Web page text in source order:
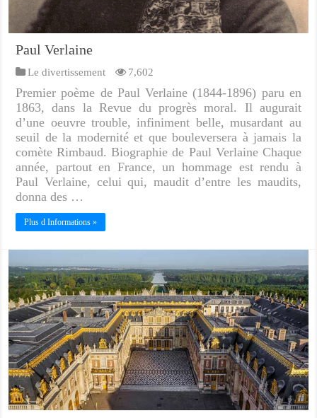
Paul Verlaine
Le divertissement 7,602
Premier poème de Paul Verlaine (1844-1896) paru en
1863, dans la Revue du progrès moral. Il augurait
d’une oeuvre trouble, infiniment belle, musardant au
seuil de la modernité et que bouleversera à jamais la
comète Rimbaud. Biographie de Paul Verlaine Chaque
année, partout en France, un hommage est rendu à
Paul Verlaine, celui qui, maudit d’entre les maudits,
donna des …
Plus d Informations »